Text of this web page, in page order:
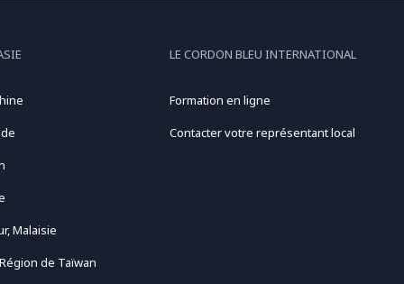
Malaisie
de Taïwan
LE CORDON BLEU INTERNATIONAL
Formation en ligne
Contacter votre représentant local